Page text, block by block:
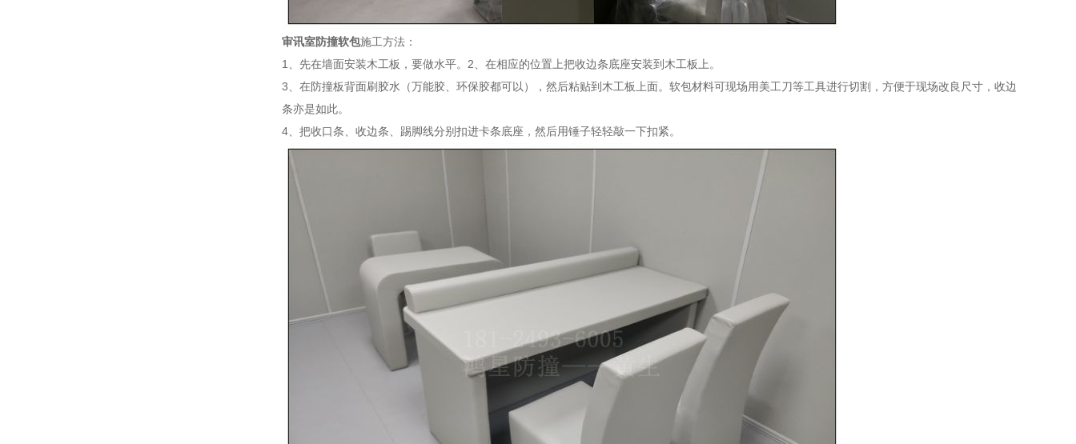
审讯室防撞软包施工方法：
1、先在墙面安装木工板，要做水平。2、在相应的位置上把收边条底座安装到木工板上。
3、在防撞板背面刷胶水（万能胶、环保胶都可以），然后粘贴到木工板上面。软包材料可现场用美工刀等工具进行切割，方便于现场改良尺寸，收边
条亦是如此。
4、把收口条、收边条、踢脚线分别扣进卡条底座，然后用锤子轻轻敲一下扣紧。